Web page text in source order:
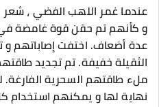
عندما غمر اللهب الفضي ، شعر
و كأنهم تم حقن قوة غامضة
عدة أضعاف. اختفت إصاباتهم
الثقيلة خفيفة. تم تجديد
ملء طاقتهم السحرية الفارغة.
نهاية لها و يمكنهم استخدام